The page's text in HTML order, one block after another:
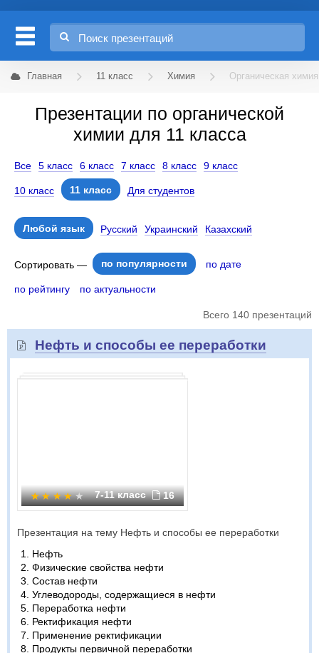
Главная 11 класс Химия Органическая химия
Презентации по органической
химии для 11 класса
Все 5 класс 6 класс 7 класс 8 класс 9 класс
10 класс 11 класс Для студентов
Любой язык Русский Украинский Казахский
Сортировать — по популярности по дате
по рейтингу по актуальности
Всего 140 презентаций
Нефть и способы ее переработки
7-11 класс 16
Презентация на тему Нефть и способы ее переработки
Нефть
Физические свойства нефти
Состав нефти
Углеводороды, содержащиеся в нефти
Переработка нефти
Ректификация нефти
Применение ректификации
Продукты первичной переработки